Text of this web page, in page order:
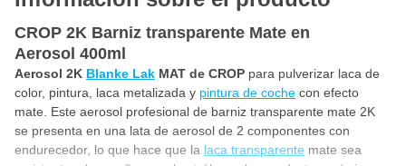
CROP 2K Barniz transparente Mate en
Aerosol 400ml
Aerosol 2K Blanke Lak MAT de CROP para pulverizar laca de
color, pintura, laca metalizada y pintura de coche con efecto
mate. Este aerosol profesional de barniz transparente mate 2K
se presenta en una lata de aerosol de 2 componentes con
endurecedor, lo que hace que la laca transparente mate sea